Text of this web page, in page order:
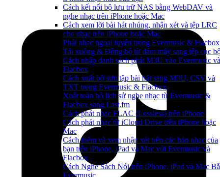
Cách kết nối bộ lưu trữ NAS bằng WebDAV và
nghe nhạc trên iPhone hoặc Mac
Cách xem lời bài hát nhúng, nhận xét và tệp LRC
cho nhạc trên iPhone hoặc Mac
Phát nhạc ngoại tuyến trong Evermusic &
Tải xuống & Đồng bộ từ đám mây sang tệp cục
Cách nhập danh sách phát M3U vào Evermusic và
Flacbox
Cách xuất bộ sưu tập bài hát sang M3U, CSV và
TXT trong Evermusic & Flacbox
Xuất toàn bộ lịch sử nghe nhạc từ Evermusic &
Flacbox sang Last.fm
Cách phát nhạc FLAC (Lossless) trên iPhone
Cách phát nhạc từ iCloud Drive trên iPhone hoặc
Mac
Cách thêm và xem nhận xét trên các bản nhạc của
bạn trên iPhone, iPad và Mac với Evermusic và
Flacbox
Cách Nghe Sách Nói trên iPhone, iPad và Mac
Evermusic